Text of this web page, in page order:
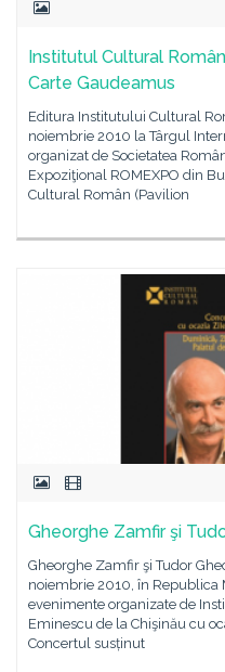
Institutul Cultural
Carte Gaudeamus
Editura Institutului Cultural
noiembrie 2010 la Târgul
organizat de Societatea
Expoziţional ROMEXPO din
Cultural Român (Pavilion
Gheorghe Zamfir şi
Gheorghe Zamfir şi Tudor
noiembrie 2010, în Republica
evenimente organizate de
Eminescu de la Chişinău cu
Concertul susținut